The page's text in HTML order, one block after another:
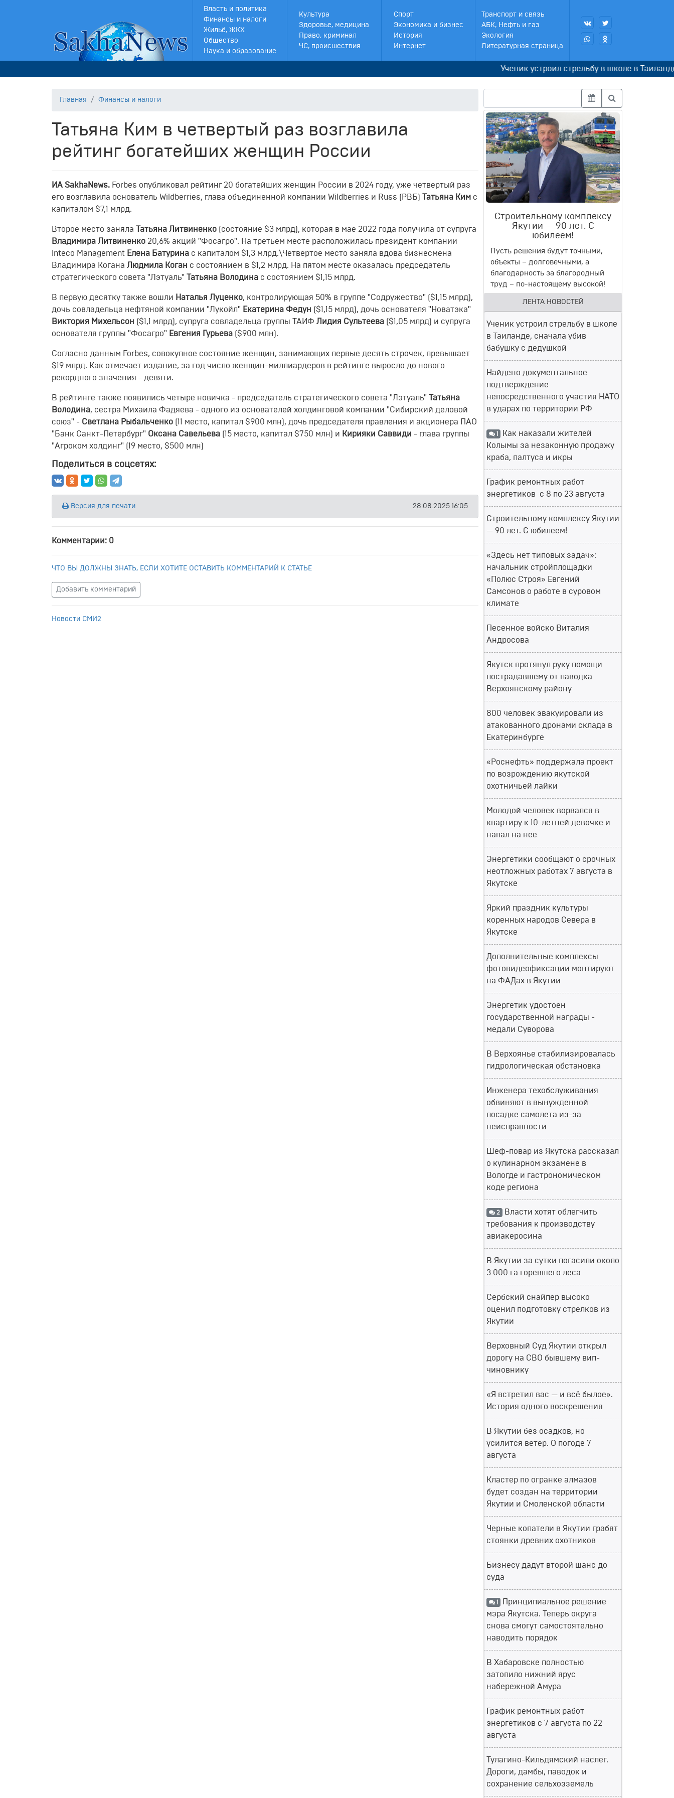
Власть и политика
Финансы и налоги
Жильё, ЖКХ
Общество
Наука и образование
Культура
Здоровье, медицина
Право, криминал
ЧС, происшествия
Спорт
Экономика и бизнес
История
Интернет
Транспорт и связь
АБК, Нефть и газ
Экология
Литературная страница
Ученик устроил стрельбу в школе в Таиланде,
Главная Финансы и налоги
Татьяна Ким в четвертый раз возглавила
рейтинг богатейших женщин России
ИА SakhaNews. Forbes опубликовал рейтинг 20 богатейших женщин России в 2024 году, уже четвертый раз
его возглавила основатель Wildberries, глава объединенной компании Wildberries и Russ (РВБ)
Татьяна Ким с
капиталом $7,1 млрд.
Второе место заняла Татьяна Литвиненко (состояние $3 млрд), которая в мае 2022 года получила от супруга
Владимира Литвиненко 20,6% акций "Фосагро". На третьем месте расположилась президент компании
Inteco Management Елена Батурина с капиталом $1,3 млрд.\Четвертое место заняла вдова бизнесмена
Владимира Когана Людмила Коган с состоянием в $1,2 млрд. На пятом месте оказалась председатель
стратегического совета "Лэтуаль"
Татьяна Володина с состоянием $1,15 млрд.
В первую десятку также вошли Наталья Луценко, контролирующая 50% в группе "Содружество" ($1,15 млрд),
дочь совладельца нефтяной компании "Лукойл" Екатерина Федун ($1,15 млрд), дочь основателя "Новатэка"
Виктория Михельсон ($1,1 млрд), супруга совладельца группы ТАИФ Лидия Сультеева ($1,05 млрд) и супруга
основателя группы "Фосагро" Евгения Гурьева ($900 млн).
Согласно данным Forbes, совокупное состояние женщин, занимающих первые десять строчек, превышает
$19 млрд. Как отмечает издание, за год число женщин-миллиардеров в рейтинге выросло до нового
рекордного значения - девяти.
В рейтинге также появились четыре новичка - председатель стратегического совета "Лэтуаль"
Татьяна
Володина, сестра Михаила Фадяева - одного из основателей холдинговой компании "Сибирский деловой
союз" - Светлана Рыбальченко (11 место, капитал $900 млн), дочь председателя правления и акционера ПАО
"Банк Санкт-Петербург" Оксана Савельева (15 место, капитал $750 млн) и Кирияки Саввиди - глава группы
"Агроком холдинг" (19 место, $500 млн)
Поделиться в соцсетях:
Версия для печати 28.08.2025 16:05
Комментарии: 0
ЧТО ВЫ ДОЛЖНЫ ЗНАТЬ, ЕСЛИ ХОТИТЕ ОСТАВИТЬ КОММЕНТАРИЙ К СТАТЬЕ
Добавить комментарий
Новости СМИ2
Строительному комплексу
Якутии — 90 лет. С
юбилеем!
Пусть решения будут точными,
объекты – долговечными, а
благодарность за благородный
труд – по-настоящему высокой!
ЛЕНТА НОВОСТЕЙ
Ученик устроил стрельбу в школе
в Таиланде, сначала убив
бабушку с дедушкой
Найдено документальное
подтверждение
непосредственного участия НАТО
в ударах по территории РФ
1 Как наказали жителей
Колымы за незаконную продажу
краба, палтуса и икры
График ремонтных работ
энергетиков с 8 по 23 августа
Строительному комплексу Якутии
— 90 лет. С юбилеем!
«Здесь нет типовых задач»:
начальник стройплощадки
«Полюс Строя» Евгений
Самсонов о работе в суровом
климате
Песенное войско Виталия
Андросова
Якутск протянул руку помощи
пострадавшему от паводка
Верхоянскому району
800 человек эвакуировали из
атакованного дронами склада в
Екатеринбурге
«Роснефть» поддержала проект
по возрождению якутской
охотничьей лайки
Молодой человек ворвался в
квартиру к 10-летней девочке и
напал на нее
Энергетики сообщают о срочных
неотложных работах 7 августа в
Якутске
Яркий праздник культуры
коренных народов Севера в
Якутске
Дополнительные комплексы
фотовидеофиксации монтируют
на ФАДах в Якутии
Энергетик удостоен
государственной награды -
медали Суворова
В Верхоянье стабилизировалась
гидрологическая обстановка
Инженера техобслуживания
обвиняют в вынужденной
посадке самолета из-за
неисправности
Шеф-повар из Якутска рассказал
о кулинарном экзамене в
Вологде и гастрономическом
коде региона
2 Власти хотят облегчить
требования к производству
авиакеросина
В Якутии за сутки погасили около
3 000 га горевшего леса
Сербский снайпер высоко
оценил подготовку стрелков из
Якутии
Верховный Суд Якутии открыл
дорогу на СВО бывшему вип-
чиновнику
«Я встретил вас — и всё былое».
История одного воскрешения
В Якутии без осадков, но
усилится ветер. О погоде 7
августа
Кластер по огранке алмазов
будет создан на территории
Якутии и Смоленской области
Черные копатели в Якутии грабят
стоянки древних охотников
Бизнесу дадут второй шанс до
суда
1 Принципиальное решение
мэра Якутска. Теперь округа
снова смогут самостоятельно
наводить порядок
В Хабаровске полностью
затопило нижний ярус
набережной Амура
График ремонтных работ
энергетиков с 7 августа по 22
августа
Тулагино-Кильдямский наслег.
Дороги, дамбы, паводок и
сохранение сельхозземель